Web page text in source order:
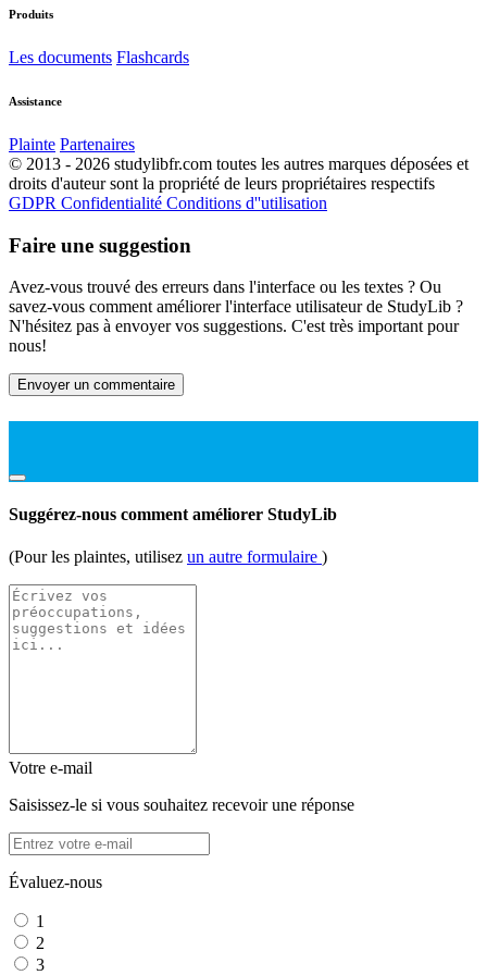
Produits
Les documents Flashcards
Assistance
Plainte Partenaires
© 2013 - 2026 studylibfr.com toutes les autres marques déposées et
droits d'auteur sont la propriété de leurs propriétaires respectifs
GDPR Confidentialité Conditions d''utilisation
Faire une suggestion
Avez-vous trouvé des erreurs dans l'interface ou les textes ? Ou
savez-vous comment améliorer l'interface utilisateur de StudyLib ?
N'hésitez pas à envoyer vos suggestions. C'est très important pour
nous!
Envoyer un commentaire
Suggérez-nous comment améliorer StudyLib
(Pour les plaintes, utilisez un autre formulaire )
Votre e-mail
Saisissez-le si vous souhaitez recevoir une réponse
Évaluez-nous
1
2
3